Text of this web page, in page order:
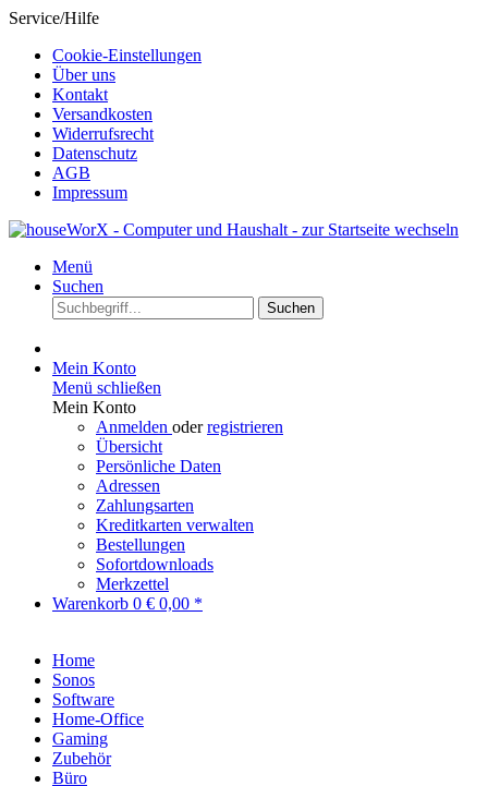
Service/Hilfe
Cookie-Einstellungen
Über uns
Kontakt
Versandkosten
Widerrufsrecht
Datenschutz
AGB
Impressum
Menü
Suchen
Suchen
Mein Konto
Menü schließen
Mein Konto
Anmelden oderregistrieren
Übersicht
Persönliche Daten
Adressen
Zahlungsarten
Kreditkarten verwalten
Bestellungen
Sofortdownloads
Merkzettel
Warenkorb 0 € 0,00 *
Home
Sonos
Software
Home-Office
Gaming
Zubehör
Büro